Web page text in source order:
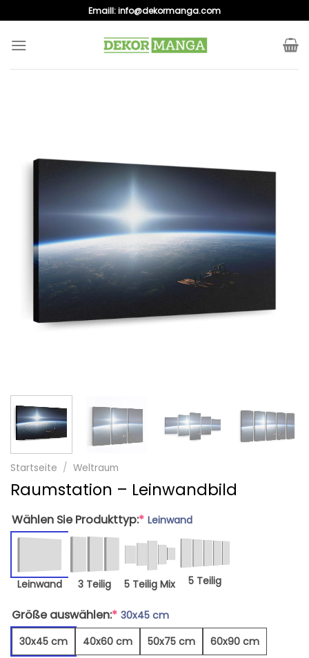
to
content
Emaill:info@dekormanga.com
Startseite / Weltraum
Raumstation – Leinwandbild
Wählen Sie Produkttyp:* Leinwand
Leinwand 3 Teilig 5 Teilig Mix 5 Teilig
Größe auswählen:* 30x45 cm
30x45 cm
40x60 cm 50x75 cm 60x90 cm